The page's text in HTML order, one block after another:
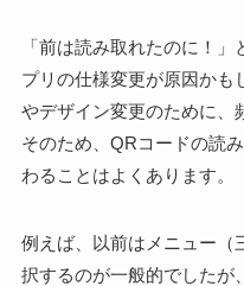
「前は読み取れたのに！
プリの仕様変更が原因かも
やデザイン変更のために、
そのため、QRコードの読
わることはよくあります。
例えば、以前はメニュー（
択するのが一般的でしたが